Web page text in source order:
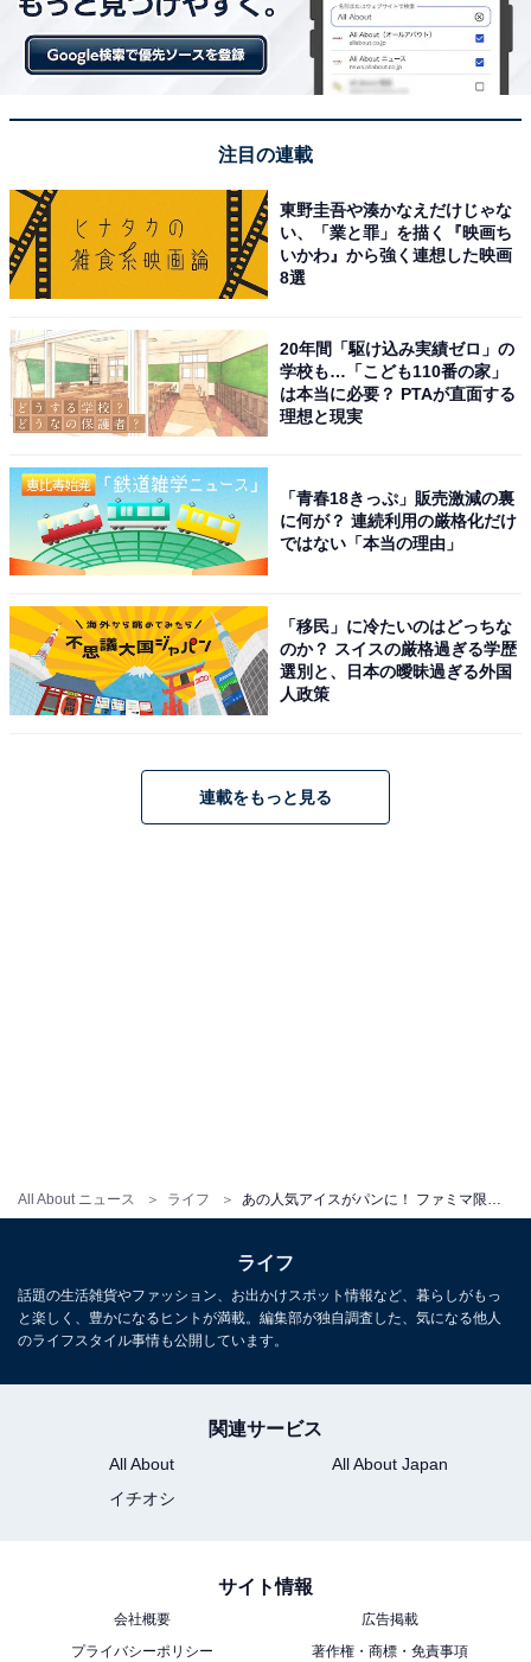
All About ニュース ライフ
ぷにぷに感にこだわった「求肥シート」
ミルキーなホイップとバニラミルククリーム、そして求肥シート
上に乗っているパンをとってみると、ミルキーなホイッ
プとバニラミルククリームの間に、何やら餅のようなも
求肥（ぎゅうひ）シート。
雪見だいふくは表面が柔らかい餅で包まれていますよ
ね。それを求肥で表現したのが今回の試みです。もちも
ちした食感は、雪見だいふくには欠かせません。おそら
く商品開発の際にも、本家「雪見だいふく」のようなも
ちもち食感の再現にかなりこだわったのではないでしょ
雪見だいふくならではのもちもち感は、ちゃんと再現さ
注目の連載
東野圭吾や湊かなえだけじゃな
い、「業と罪」を描く『映画ち
いかわ』から強く連想した映画
8選
20年間「駆け込み実績ゼロ」の
学校も…「こども110番の家」
は本当に必要？ PTAが直面する
理想と現実
「青春18きっぷ」販売激減の裏
に何が？ 連続利用の厳格化だけ
ではない「本当の理由」
「移民」に冷たいのはどっちな
のか？ スイスの厳格過ぎる学歴
選別と、日本の曖昧過ぎる外国
人政策
連載をもっと見る
ライフ
話題の生活雑貨やファッション、お出かけスポット情報など、暮らしがもっ
と楽しく、豊かになるヒントが満載。編集部が独自調査した、気になる他人
のライフスタイル事情も公開しています。
関連サービス
All About
All About Japan
イチオシ
サイト情報
会社概要
広告掲載
プライバシーポリシー
著作権・商標・免責事項